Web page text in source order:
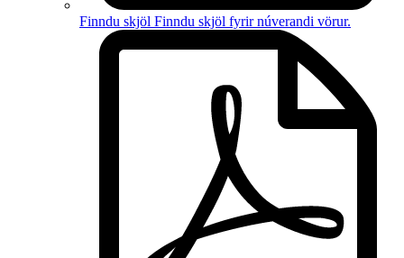
Finndu skjöl Finndu skjöl fyrirnúverandi vörur.